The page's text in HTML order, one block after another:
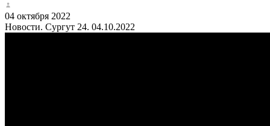
04 октября 2022
Новости. Сургут 24. 04.10.2022